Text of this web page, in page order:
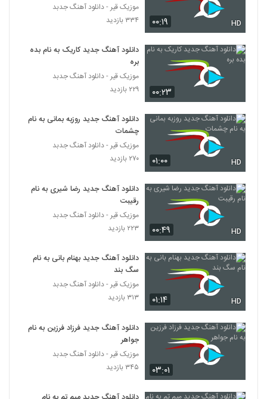
Mohsen Bahmani Begi Nagi
۱,۳۰۴ بازدید
آهنگ خندیدن تو از علی هاشمی(پاپ)
572
۱,۸۵۰ بازدید
573
دانلود آهنگ تا ابد عاشقتم از امیرحسین نوشالی
به همراه متن ترانه
دانلود آهنگ جدید و زیبای فریان با نام آی
دیوونه (رمیکس)
۳,۵۰۸ بازدید
575
آهنگ تا اومدی (رمیکس) از امو باند(پاپ)
۴,۰۷۰ بازدید
پرستو آهنگ حباب
۲,۵۴۲ بازدید
دانلود آهنگ علی یاسینی وای وای
آهنگ عشق من از مجتبی دل زنده(پاپ)
۰۰:۱۹ HD
موزیک قیر - دانلود آهنگ جدبد
۳۳۴ بازدید
۰۰:۲۳
دانلود آهنگ جدید کاریک به نام بده
بره
موزیک قیر - دانلود آهنگ جدبد
۲۲۹ بازدید
۰۱:۰۰ HD
دانلود آهنگ جدید روزبه بمانی به نام
چشمات
موزیک قیر - دانلود آهنگ جدبد
۲۷۰ بازدید
۰۰:۴۹ HD
دانلود آهنگ جدید رضا شیری به نام
رقیبت
موزیک قیر - دانلود آهنگ جدبد
۲۲۳ بازدید
۰۱:۱۴ HD
دانلود آهنگ جدید بهنام بانی به نام
سگ بند
موزیک قیر - دانلود آهنگ جدبد
۳۱۳ بازدید
۰۳:۰۱
دانلود آهنگ جدید فرزاد فرزین به نام
جواهر
موزیک قیر - دانلود آهنگ جدبد
۳۴۵ بازدید